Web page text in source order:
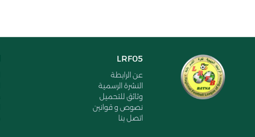
LRF05
عن الرابطة
النشرة الرسمية
وثائق للتحميل
نصوص و قوانين
اتصل بنا